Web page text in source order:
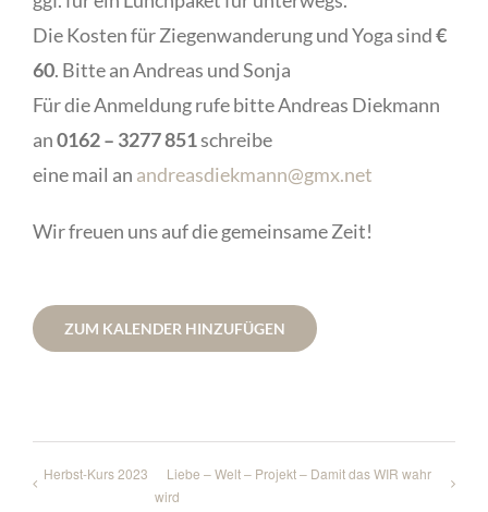
Die Kosten für Ziegenwanderung und Yoga sind€
60. Bitte an Andreas und Sonja
Für die Anmeldung rufe bitte Andreas Diekmann
an0162 – 3277 851schreibe
eine mail an andreasdiekmann@gmx.net
Wir freuen uns auf die gemeinsame Zeit!
ZUM KALENDER HINZUFÜGEN
Herbst-Kurs 2023
Liebe – Welt – Projekt – Damit das WIR wahr
wird